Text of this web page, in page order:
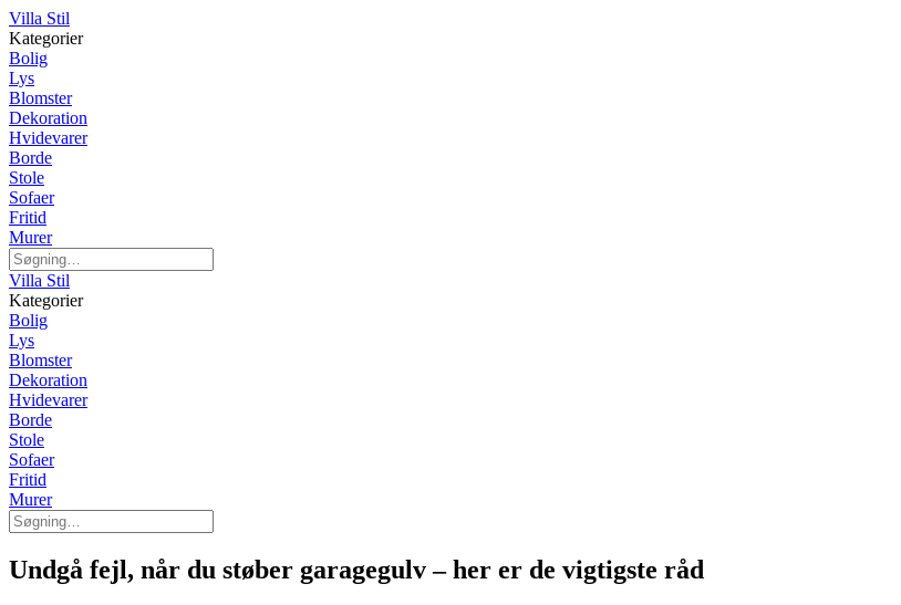
Villa Stil
Kategorier
Bolig
Lys
Blomster
Dekoration
Hvidevarer
Borde
Stole
Sofaer
Fritid
Murer
Villa Stil
Kategorier
Bolig
Lys
Blomster
Dekoration
Hvidevarer
Borde
Stole
Sofaer
Fritid
Murer
Undgå fejl, når du støber garagegulv – her er de vigtigste råd